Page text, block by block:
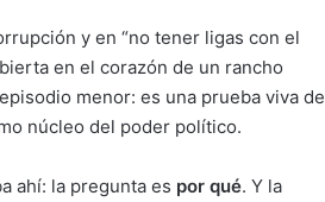
y en “no tener ligas con el
en el corazón de un rancho
menor: es una prueba viva de
núcleo del poder político.
ahí: la pregunta es por qué. Y la